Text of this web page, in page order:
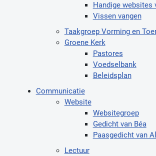
Handige websites
Vissen vangen
Taakgroep Vorming en
Groene Kerk
Pastores
Voedselbank
Beleidsplan
Communicatie
Website
Websitegroep
Gedicht van Béa
Paasgedicht van
Lectuur